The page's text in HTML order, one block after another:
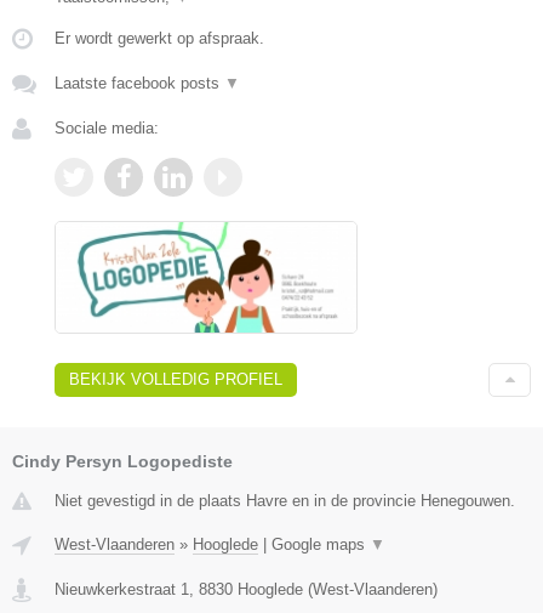
Er wordt gewerkt op afspraak.
Laatste facebook posts ▼
Sociale media:
BEKIJK VOLLEDIG PROFIEL
Cindy Persyn Logopediste
Niet gevestigd in de plaats Havre en in de provincie Henegouwen.
West-Vlaanderen » Hooglede Google maps ▼
Nieuwkerkestraat 1 8830 Hooglede (West-Vlaanderen)